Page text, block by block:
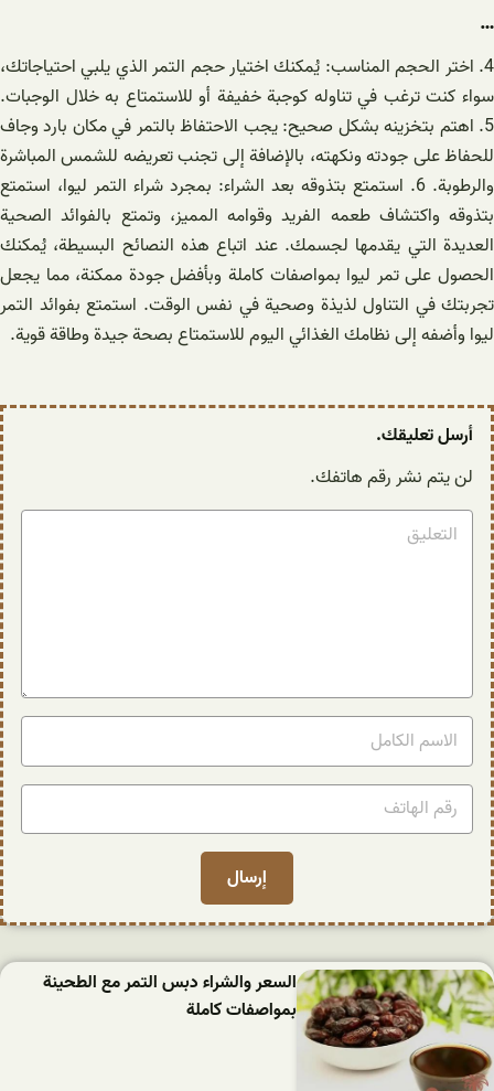
…
4. اختر الحجم المناسب: يُمكنك اختيار حجم التمر الذي يلبي احتياجاتك،
سواء كنت ترغب في تناوله كوجبة خفيفة أو للاستمتاع به خلال الوجبات.
5. اهتم بتخزينه بشكل صحيح: يجب الاحتفاظ بالتمر في مكان بارد وجاف
للحفاظ على جودته ونكهته، بالإضافة إلى تجنب تعريضه للشمس المباشرة
والرطوبة. 6. استمتع بتذوقه بعد الشراء: بمجرد شراء التمر ليوا، استمتع
بتذوقه واكتشاف طعمه الفريد وقوامه المميز، وتمتع بالفوائد الصحية
العديدة التي يقدمها لجسمك. عند اتباع هذه النصائح البسيطة، يُمكنك
الحصول على تمر ليوا بمواصفات كاملة وبأفضل جودة ممكنة، مما يجعل
تجربتك في التناول لذيذة وصحية في نفس الوقت. استمتع بفوائد التمر
ليوا وأضفه إلى نظامك الغذائي اليوم للاستمتاع بصحة جيدة وطاقة قوية.
أرسل تعليقك.
لن يتم نشر رقم هاتفك.
السعر والشراء دبس التمر مع الطحينة
بمواصفات كاملة